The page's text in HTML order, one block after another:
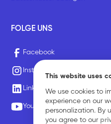
This website uses
We use cookies to
experience on our
personalization. By
you agree to our
FOLGE UNS
Facebook
Instagram
LinkedIn
Youtube